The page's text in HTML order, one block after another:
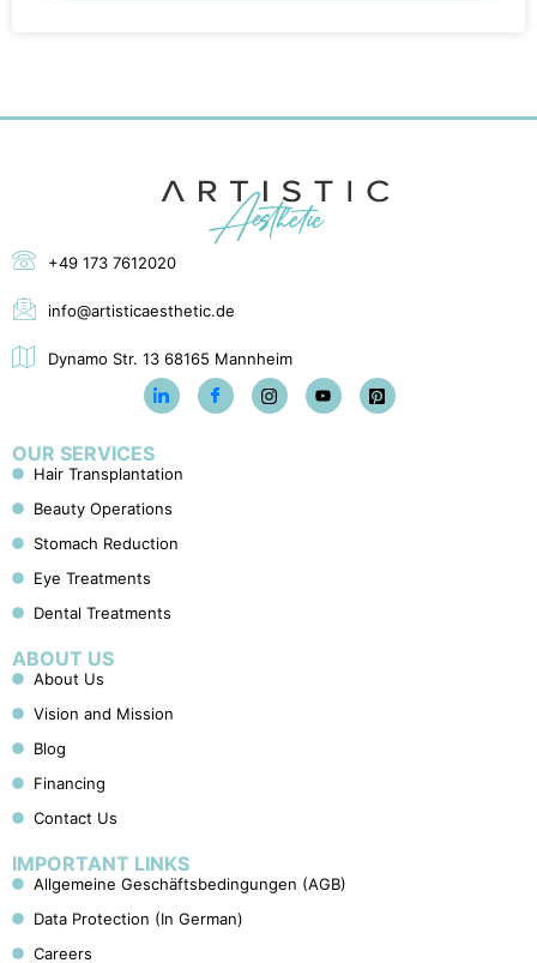
+49 173 7612020
info@artisticaesthetic.de
Dynamo Str. 13 68165 Mannheim
OUR SERVICES
Hair Transplantation
Beauty Operations
Stomach Reduction
Eye Treatments
Dental Treatments
ABOUT US
About Us
Vision and Mission
Blog
Financing
Contact Us
IMPORTANT LINKS
Allgemeine Geschäftsbedingungen (AGB)
Data Protection (In German)
Careers